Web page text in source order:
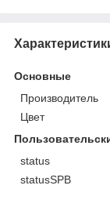
Основные
Производитель
Цвет
status
statusSPB